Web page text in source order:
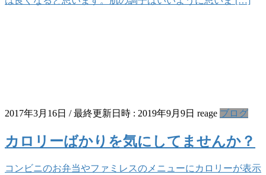
2017年3月16日 / 最終更新日時 : 2019年9月9日 reage ブログ
カロリーばかりを気にしてませんか？
コンビニのお弁当やファミレスのメニューにカロリーが表示